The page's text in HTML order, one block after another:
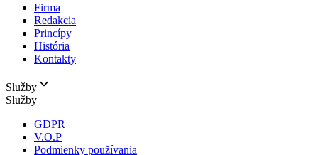
Firma
Redakcia
Princípy
História
Kontakty
Služby
Služby
GDPR
V.O.P
Podmienky používania